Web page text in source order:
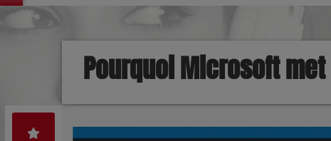
Pourquoi Microsoft